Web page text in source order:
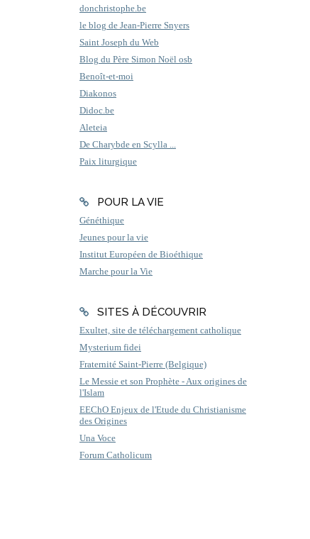
donchristophe.be
le blog de Jean-Pierre Snyers
Saint Joseph du Web
Blog du Père Simon Noël osb
Benoît-et-moi
Diakonos
Didoc.be
Aleteia
De Charybde en Scylla ...
Paix liturgique
POUR LA VIE
Généthique
Jeunes pour la vie
Institut Européen de Bioéthique
Marche pour la Vie
SITES À DÉCOUVRIR
Exultet, site de téléchargement catholique
Mysterium fidei
Fraternité Saint-Pierre (Belgique)
Le Messie et son Prophète - Aux origines de
l'Islam
EEChO Enjeux de l'Etude du Christianisme
des Origines
Una Voce
Forum Catholicum